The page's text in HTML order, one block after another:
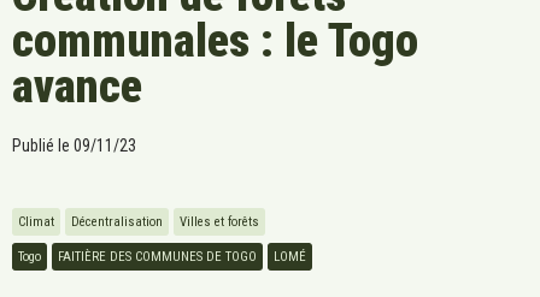
communales : le Togo
avance
Publié le 09/11/23
Climat Décentralisation Villes et forêts
Togo FAITIÈRE DES COMMUNES DE TOGO LOMÉ